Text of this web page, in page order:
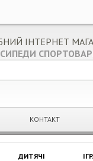
ІНТЕРНЕТ
КОНТАКТ
ДИТЯЧІ